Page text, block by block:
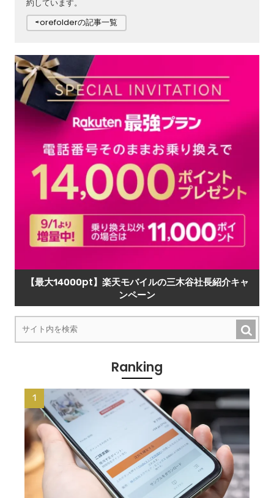
約しています。
⇨orefolderの記事一覧
【最大14000pt】楽天モバイルの三木谷社長紹介キャ
ンペーン
Ranking